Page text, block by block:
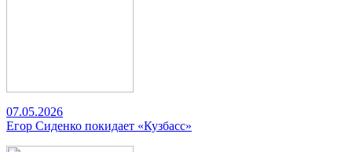
07.05.2026
Егор Сиденко покидает «Кузбасс»